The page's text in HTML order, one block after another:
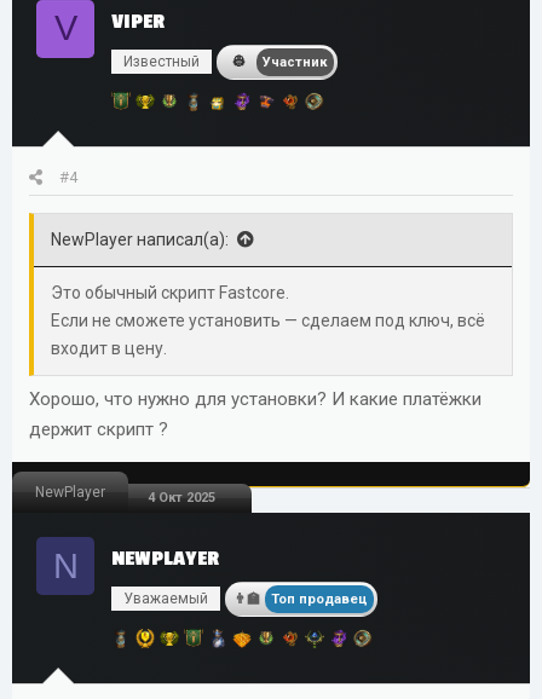
V VIPER
Известный Участник
#4
NewPlayer написал(а):
Это обычный скрипт Fastcore.
Если не сможете установить — сделаем под ключ, всё
входит в цену.
Хорошо, что нужно для установки? И какие платёжки
держит скрипт ?
NewPlayer 4 Окт 2025
N NEWPLAYER
Уважаемый Топ продавец